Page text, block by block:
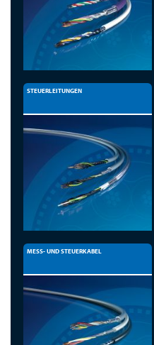
STEUERLEITUNGEN
MESS- UND STEUERKABEL